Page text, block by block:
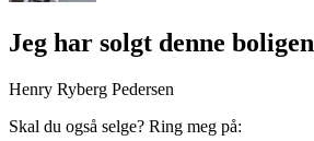
Jeg har solgt denne boligen
Henry Ryberg Pedersen
Skal du også selge? Ring meg på: